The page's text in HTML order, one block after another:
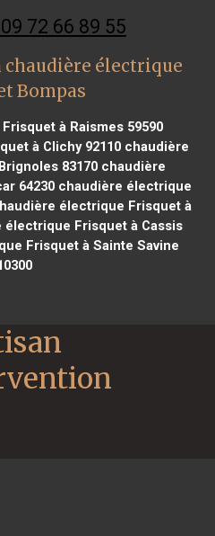
72 66 89 55
électrique
Bompas
à Raismes 59590
à Clichy 92110 chaudière
83170 chaudière
64230 chaudière électrique
électrique Frisquet à
électrique Frisquet à Cassis
Frisquet à Sainte Savine